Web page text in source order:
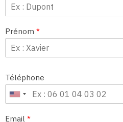
Prénom *
Téléphone
Email *